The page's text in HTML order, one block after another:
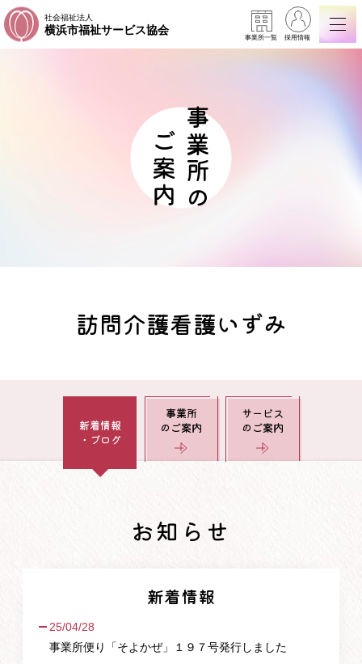
社会福祉法人
横浜市福祉サービス協会
事業所一覧 採用情報
事業所の
ご案内
訪問介護看護いずみ
新着情報
・ブログ
事業所
のご案内
サービス
のご案内
お知らせ
新着情報
25/04/28
事業所便り「そよかぜ」１９７号発行しました